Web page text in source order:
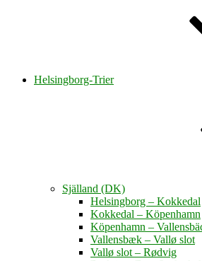
Helsingborg-Trier
Själland (DK)
Helsingborg – Kokkedal
Kokkedal – Köpenhamn
Köpenhamn –
Vallensbæk – Vallø slot
Vallø slot – Rødvig